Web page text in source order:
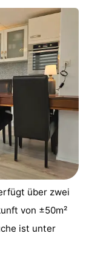
über zwei
von ±50m²
ist unter